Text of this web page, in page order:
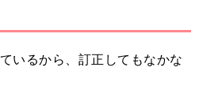
いるから、訂正してもなかな